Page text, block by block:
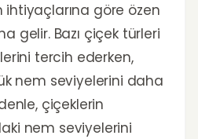
ihtiyaçlarına göre özen
gelir. Bazı çiçek türleri
tercih ederken,
nem seviyelerini daha
çiçeklerin
nem seviyelerini